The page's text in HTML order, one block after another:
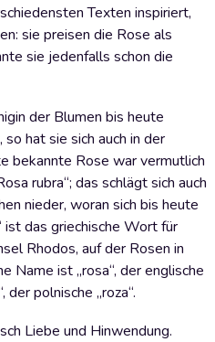
Texten inspiriert,
sie preisen die Rose als
sie jedenfalls schon die
der Blumen bis heute
hat sie sich auch in der
bekannte Rose war vermutlich
rubra“; das schlägt sich auch
nieder, woran sich bis heute
ist das griechische Wort für
Rhodos, auf der Rosen in
Name ist „rosa“, der englische
der polnische „roza“.
Liebe und Hinwendung.